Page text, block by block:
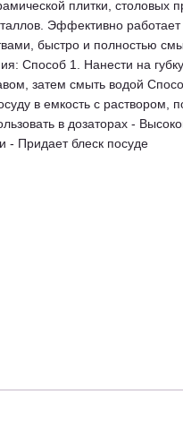
плитки, столовых
Эффективно
быстро и полностью
Способ 1. Нанести на
затем смыть водой
в емкость с раствором,
в дозаторах -
- Придает блеск посуде